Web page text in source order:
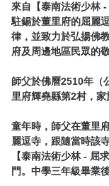
來自【泰南法術少林
駐錫於董里府的屈麗
律，並致力於弘揚佛
府及周邊地區民眾的敬
師父於佛曆2510年（
里府輝堯縣第2村，家
童年時，師父在董里
麗逗寺，跟隨當時該
【泰南法術少林 - 屈
門。中學三年級畢業